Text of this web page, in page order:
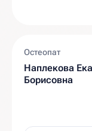
Остеопат
Наплекова
Борисовна